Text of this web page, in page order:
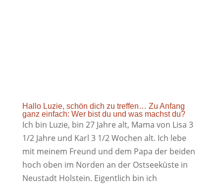
Hallo Luzie, schön dich zu treffen… Zu Anfang
ganz einfach: Wer bist du und was machst du?
Ich bin Luzie, bin 27 Jahre alt, Mama von Lisa 3
1/2 Jahre und Karl 3 1/2 Wochen alt. Ich lebe
mit meinem Freund und dem Papa der beiden
hoch oben im Norden an der Ostseeküste in
Neustadt Holstein. Eigentlich bin ich